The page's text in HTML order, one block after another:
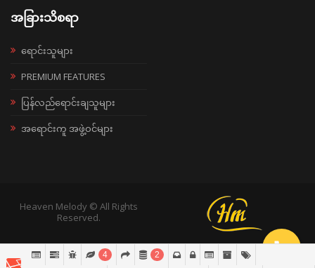
အခြားသိစရာ
ရောင်းသူများ
PREMIUM FEATURES
ပြန်လည်ရောင်းချသူများ
အရောင်းကူ အဖွဲ့ဝင်များ
Heaven Melody © All Rights
Reserved.
4 2